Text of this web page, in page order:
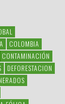
COLOMBIA
CONTAMINACIÓN
DEFORESTACION